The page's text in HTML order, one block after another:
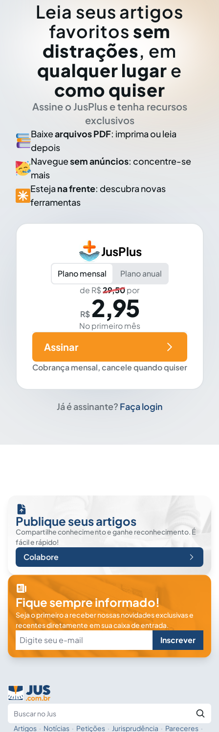
Leia seus artigos
favoritos sem
distrações, em
qualquer lugar e
como quiser
Assine o JusPlus e tenha recursos
exclusivos
Baixearquivos PDF: imprima ou leia
depois
Naveguesem anúncios: concentre-se
mais
Esteja na frente: descubra novas
ferramentas
JusPlus
Plano mensal
Plano anual
de R$29,50por
R$ 2,95
No primeiro mês
Cobrança mensal, cancele quando quiser
Assinar
Já é assinante? Faça login
Publique seus artigos
Compartilhe conhecimento e ganhe reconhecimento. É
fácil e rápido!
Colabore
Fique sempre informado!
Seja o primeiro a receber nossas novidades exclusivas e
recentes diretamente em sua caixa de entrada.
Inscrever
Artigos · Notícias · Petições · Jurisprudência · Pareceres ·